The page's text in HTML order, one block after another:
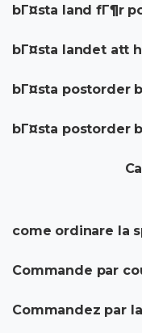
bГ¤sta land fГ¶r
bГ¤sta landet att
bГ¤sta postorder
bГ¤sta postorder
come ordinare la
Commande par
Commandez par